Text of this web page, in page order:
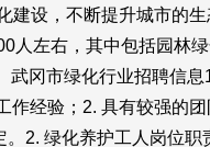
设，不断提升城市的
左右，其中包括园林
冈市绿化行业招聘信
经验；2. 具有较强的
2. 绿化养护工人岗位